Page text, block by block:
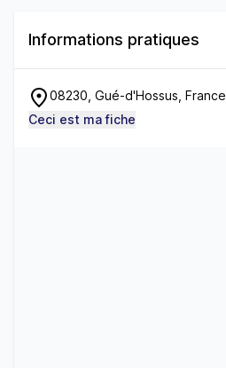
Informations pratiques
08230, Gué-d'Hossus, France
Ceci est ma fiche